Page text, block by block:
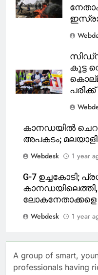
കൂട്ട
പരിക്ക്
കാനഡയിൽ
അപകടം; മലയാളി
Webdesk
1 year
G-7 ഉച്ചകോടി;
ലോകനേതാക്കളെ
Webdesk
1 year
A group of smart,
professionals having